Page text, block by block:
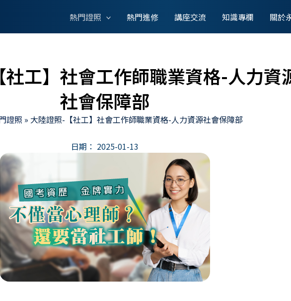
熱門證照 熱門進修 講座交流 知識專欄 關於
工】社會工作師職業資格-人力資
社會保障部
證照 » 大陸證照-【社工】社會工作師職業資格-人力資源社會保障部
日期： 2025-01-13